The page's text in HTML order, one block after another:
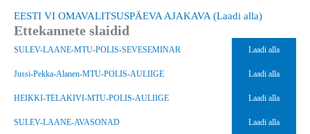
EESTI VI OMAVALITSUSPÄEVA AJAKAVA (Laadi alla)
Ettekannete slaidid
SULEV-LAANE-MTU-POLIS-SEVESEMINAR Laadi alla
Jussi-Pekka-Alanen-MTU-POLIS-AULIIGE Laadi alla
HEIKKI-TELAKIVI-MTU-POLIS-AULIIGE Laadi alla
SULEV-LAANE-AVASONAD Laadi alla